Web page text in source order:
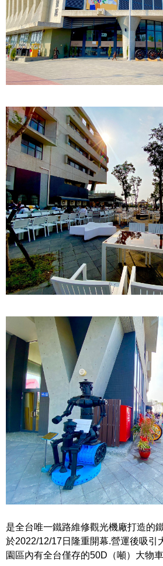
是全台唯一鐵路維修觀光機廠打造的
於2022/12/17日隆重開幕.營運後吸引
園區內有全台僅存的50D（噸）大物車